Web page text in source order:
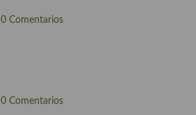
0 Comentarios
0 Comentarios